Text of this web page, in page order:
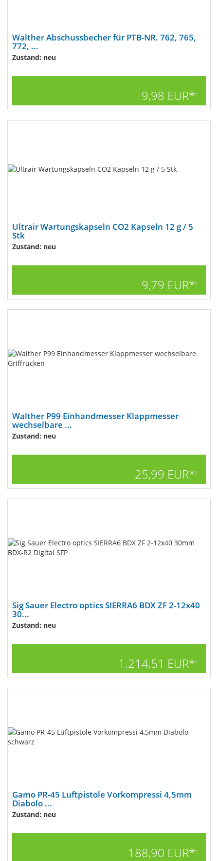
Walther Abschussbecher für PTB-NR. 762, 765,
772, ...
Zustand: neu
9,98 EUR*1
Ultrair Wartungskapseln CO2 Kapseln 12 g / 5
Stk
Zustand: neu
9,79 EUR*1
Walther P99 Einhandmesser Klappmesser
wechselbare ...
Zustand: neu
25,99 EUR*1
Sig Sauer Electro optics SIERRA6 BDX ZF 2-12x40
30...
Zustand: neu
1.214,51 EUR*1
Gamo PR-45 Luftpistole Vorkompressi 4,5mm
Diabolo ...
Zustand: neu
188,90 EUR*1